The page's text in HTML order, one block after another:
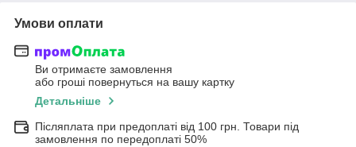
Умови оплати
Ви отримаєте замовлення
або гроші повернуться на вашу картку
Детальніше
Післяплата при предоплаті від 100 грн. Товари під
замовлення по передоплаті 50%